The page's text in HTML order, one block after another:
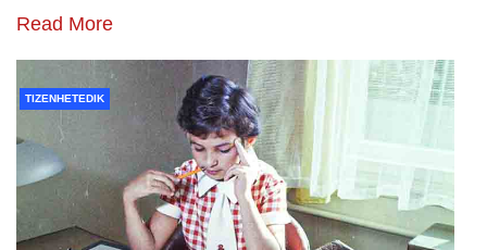
Read More
TIZENHETEDIK